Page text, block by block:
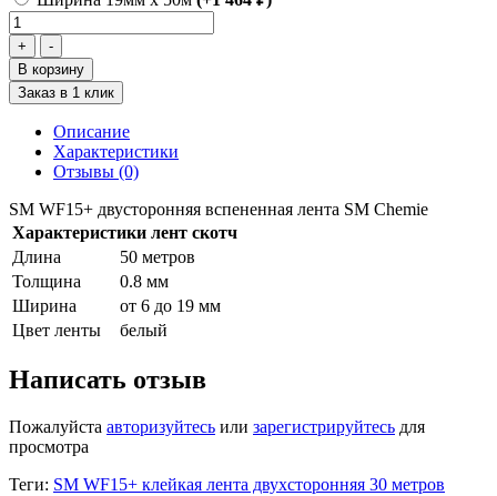
В корзину
Заказ в 1 клик
Описание
Характеристики
Отзывы (0)
SM WF15+ двусторонняя вспененная лента SM Сhemie
Характеристики лент скотч
Длина
50 метров
Толщина
0.8 мм
Ширина
от 6 до 19 мм
Цвет ленты
белый
Написать отзыв
Пожалуйста авторизуйтесь или зарегистрируйтесь для
просмотра
Теги: SM WF15+ клейкая лента двухсторонняя 30 метров